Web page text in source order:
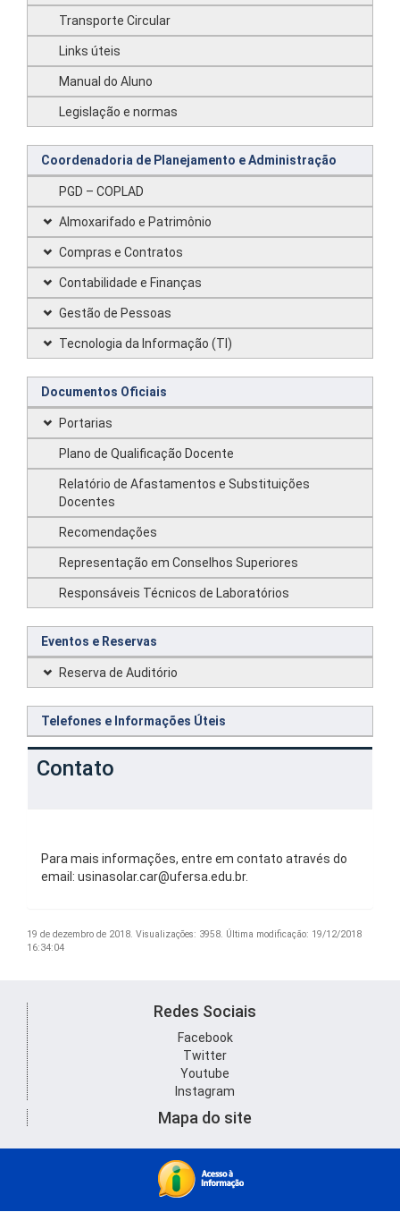
Transporte Circular
Links úteis
Manual do Aluno
Legislação e normas
Coordenadoria de Planejamento e Administração
PGD – COPLAD
Almoxarifado e Patrimônio
Compras e Contratos
Contabilidade e Finanças
Gestão de Pessoas
Tecnologia da Informação (TI)
Documentos Oficiais
Portarias
Plano de Qualificação Docente
Relatório de Afastamentos e Substituições
Docentes
Recomendações
Representação em Conselhos Superiores
Responsáveis Técnicos de Laboratórios
Eventos e Reservas
Reserva de Auditório
Telefones e Informações Úteis
Contato
Para mais informações, entre em contato através do
email: usinasolar.car@ufersa.edu.br.
19 de dezembro de 2018. Visualizações: 3958. Última modificação: 19/12/2018
16:34:04
Redes Sociais
Facebook
Twitter
Youtube
Instagram
Mapa do site